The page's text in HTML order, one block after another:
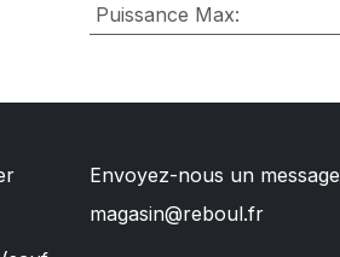
Puissance Max:
Envoyez-nous un message
magasin@reboul.fr